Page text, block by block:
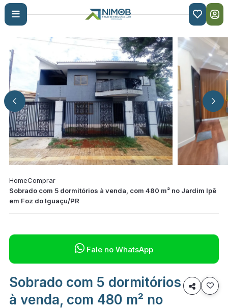

HomeComprar
Sobrado com 5 dormitórios à venda, com 480 m² no Jardim Ipê
em Foz do Iguaçu/PR
 Fale no WhatsApp
Sobrado com 5 dormitórios
à venda, com 480 m² no
